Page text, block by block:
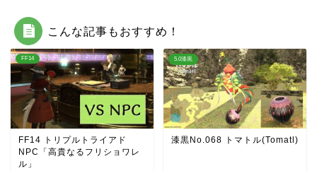
こんな記事もおすすめ！
FF14
FF14 トリプルトライアド
NPC「高貴なるフリショワレ
ル」
5.0漆黒
漆黒No.068 トマトル(Tomatl)